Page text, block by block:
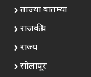
ताज्या बातम्या
राजकीय
राज्य
सोलापूर